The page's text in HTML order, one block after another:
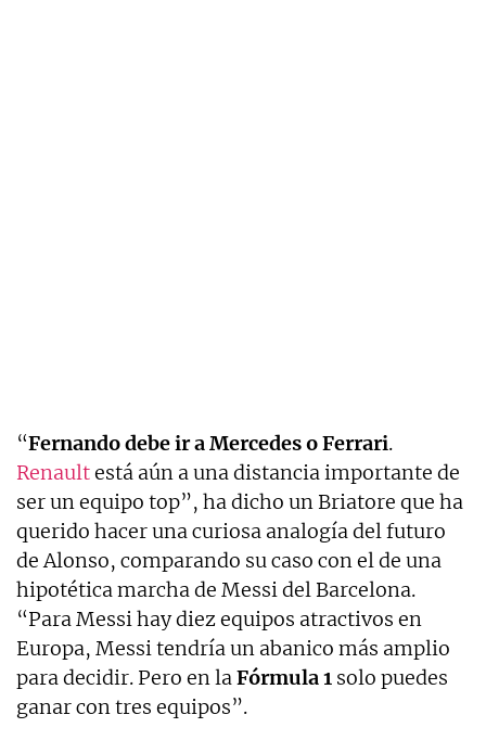
“Fernando debe ir a Mercedes o Ferrari.
Renaultestá aún a una distancia importante de
ser un equipo top”, ha dicho un Briatore que ha
querido hacer una curiosa analogía del futuro
de Alonso, comparando su caso con el de una
hipotética marcha de Messi del Barcelona.
“Para Messi hay diez equipos atractivos en
Europa, Messi tendría un abanico más amplio
para decidir. Pero en laFórmula 1 solo puedes
ganar con tres equipos”.